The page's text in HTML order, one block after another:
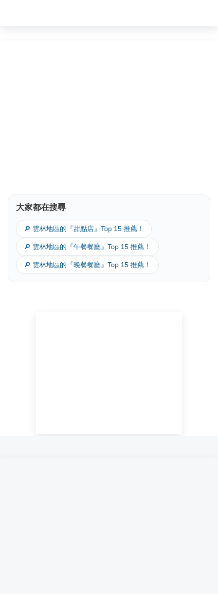
大家都在搜尋
🔎 雲林地區的『甜點店』Top 15 推薦！
🔎 雲林地區的『午餐餐廳』Top 15 推薦！
🔎 雲林地區的『晚餐餐廳』Top 15 推薦！